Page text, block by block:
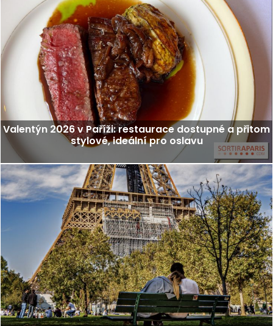
Valentýn 2026 v Paříži: restaurace dostupné a přitom
stylové, ideální pro oslavu